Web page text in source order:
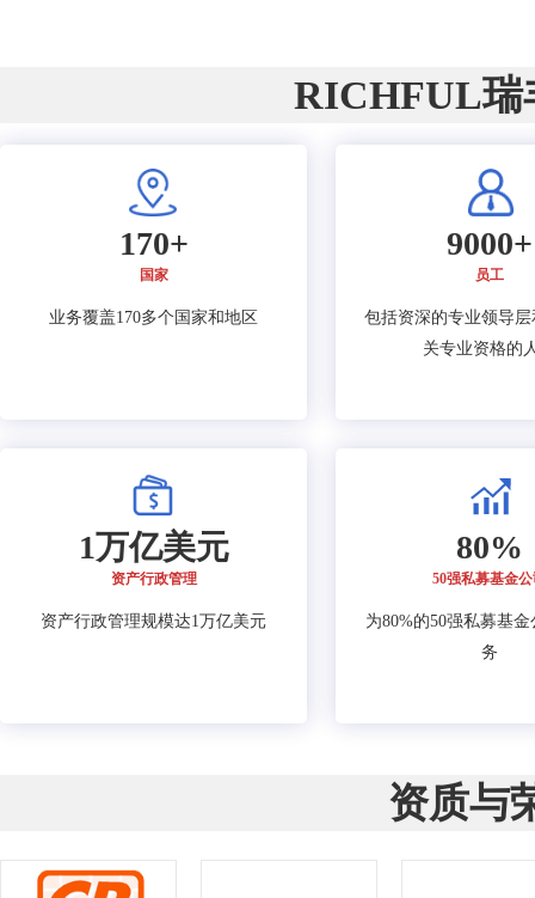
RICHFUL瑞
170+
国家
业务覆盖170多个国家和地区
9000+
员工
包括资深的专业领导
关专业资格的
1万亿美元
资产行政管理
资产行政管理规模达1万亿美元
80%
50强私募基金
为80%的50强私募基
务
资质与